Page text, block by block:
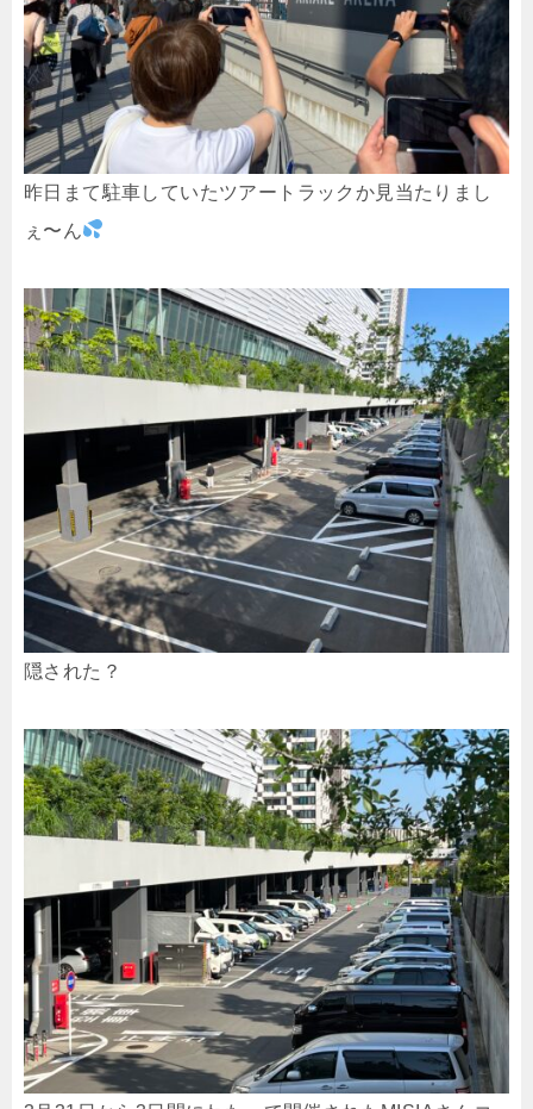
昨日まて駐車していたツアートラックか見当たりまし
ぇ〜ん
隠された？